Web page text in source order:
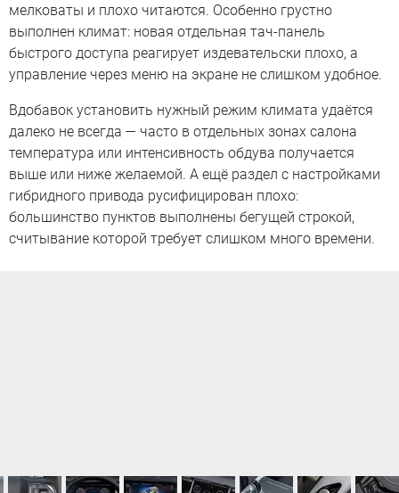
мелковаты и плохо читаются. Особенно грустно
выполнен климат: новая отдельная тач-панель
быстрого доступа реагирует издевательски плохо, а
управление через меню на экране не слишком удобное.
Вдобавок установить нужный режим климата удаётся
далеко не всегда — часто в отдельных зонах салона
температура или интенсивность обдува получается
выше или ниже желаемой. А ещё раздел с настройками
гибридного привода русифицирован плохо:
большинство пунктов выполнены бегущей строкой,
считывание которой требует слишком много времени.